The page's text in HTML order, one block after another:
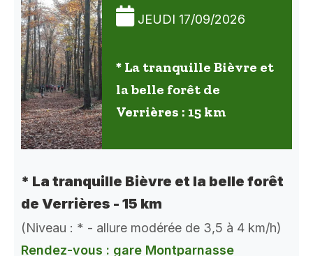
JEUDI 17/09/2026
* La tranquille Bièvre et
la belle forêt de
Verrières : 15 km
* La tranquille Bièvre et la belle forêt
de Verrières - 15 km
(Niveau : * - allure modérée de 3,5 à 4 km/h)
Rendez-vous : gare Montparnasse